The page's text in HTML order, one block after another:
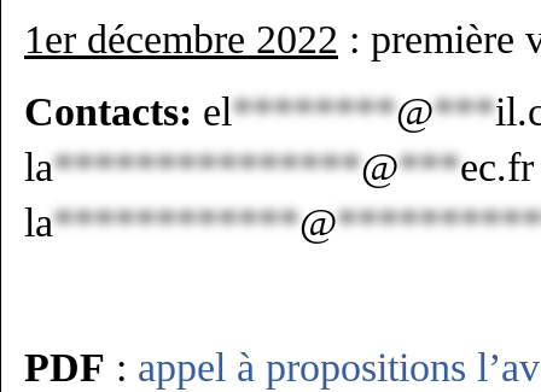
1er décembre 2022 : première
Contacts: el********@***
la***************@***ec.fr
la************@
PDF : appel à propositions